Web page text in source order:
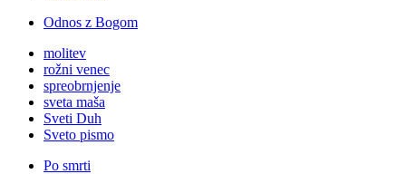
Odnos z Bogom
molitev
rožni venec
spreobrnjenje
sveta maša
Sveti Duh
Sveto pismo
Po smrti